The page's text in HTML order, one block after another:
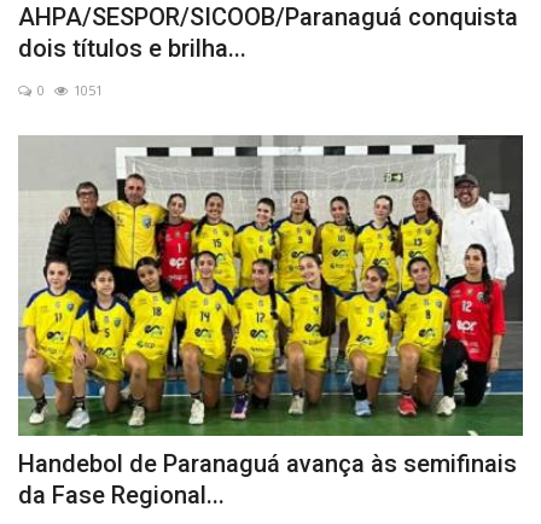
AHPA/SESPOR/SICOOB/Paranaguá conquista
dois títulos e brilha...
0 1051
Handebol de Paranaguá avança às semifinais
da Fase Regional...